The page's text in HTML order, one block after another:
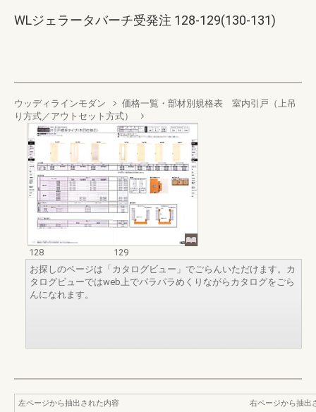
WLジェラータバーチ受発注 128-129(130-131)
ウッディラインモダン
価格一覧・部材別規格表 室内引戸（上吊
り方式／アウトセット方式）
128
129
お探しのページは「カタログビュー」でごらんいただけます。カ
タログビューではweb上でパラパラめくりながらカタログをごら
んになれます。
左ページから抽出された内容
右ページから抽出